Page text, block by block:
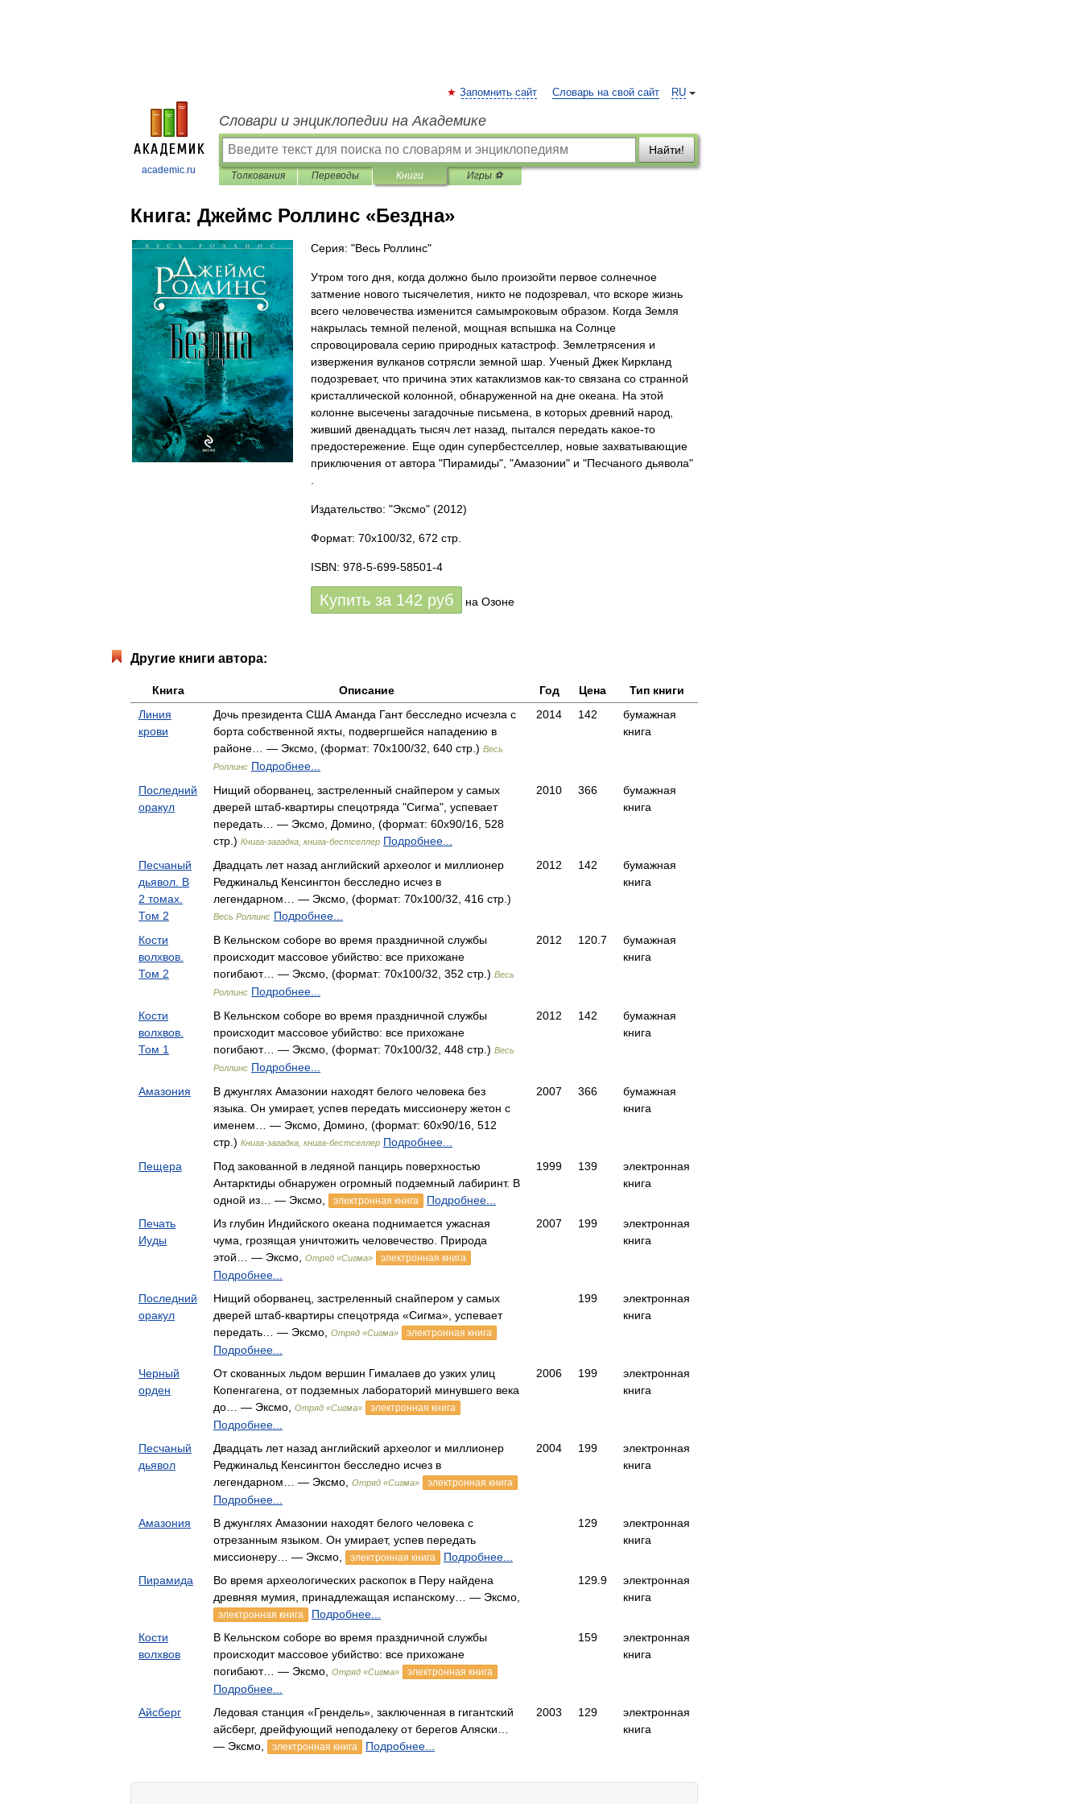
academic.ru
RU
Запомнить сайт Словарь на свой сайт
Словари и энциклопедии на Академике
Найти!
Толкования Переводы Книги Игры ⚽
Книга: Джеймс Роллинс «Бездна»
Серия: "Весь Роллинс"
Утром того дня, когда должно было произойти первое солнечное
затмение нового тысячелетия, никто не подозревал, что вскоре жизнь
всего человечества изменится самымроковым образом. Когда Земля
накрылась темной пеленой, мощная вспышка на Солнце
спровоцировала серию природных катастроф. Землетрясения и
извержения вулканов сотрясли земной шар. Ученый Джек Киркланд
подозревает, что причина этих катаклизмов как-то связана со странной
кристаллической колонной, обнаруженной на дне океана. На этой
колонне высечены загадочные письмена, в которых древний народ,
живший двенадцать тысяч лет назад, пытался передать какое-то
предостережение. Еще один супербестселлер, новые захватывающие
приключения от автора "Пирамиды", "Амазонии" и "Песчаного дьявола"
Издательство: "Эксмо" (2012)
Формат: 70x100/32, 672 стр.
ISBN: 978-5-699-58501-4
Купить за 142 руб на Озоне
Другие книги автора:
Книга Описание Год Цена
Тип книги
Линия
крови
Дочь президента США Аманда Гант бесследно исчезла с
борта собственной яхты, подвергшейся нападению в
районе… — Эксмо, (формат: 70x100/32, 640 стр.) Весь
Роллинс Подробнее...
2014 142
бумажная
книга
Последний
оракул
Нищий оборванец, застреленный снайпером у самых
дверей штаб-квартиры спецотряда "Сигма", успевает
передать… — Эксмо, Домино, (формат: 60x90/16, 528
стр.) Книга-загадка, книга-бестселлер Подробнее...
2010 366
бумажная
книга
Песчаный
дьявол. В
2 томах.
Том 2
Двадцать лет назад английский археолог и миллионер
Реджинальд Кенсингтон бесследно исчез в
легендарном… — Эксмо, (формат: 70x100/32, 416 стр.)
Весь Роллинс Подробнее...
2012 142
бумажная
книга
Кости
волхвов.
Том 2
В Кельнском соборе во время праздничной службы
происходит массовое убийство: все прихожане
погибают… — Эксмо, (формат: 70x100/32, 352 стр.) Весь
Роллинс Подробнее...
2012 120.7
бумажная
книга
Кости
волхвов.
Том 1
В Кельнском соборе во время праздничной службы
происходит массовое убийство: все прихожане
погибают… — Эксмо, (формат: 70x100/32, 448 стр.) Весь
Роллинс Подробнее...
2012 142
бумажная
книга
Амазония
В джунглях Амазонии находят белого человека без
языка. Он умирает, успев передать миссионеру жетон с
именем… — Эксмо, Домино, (формат: 60x90/16, 512
стр.) Книга-загадка, книга-бестселлер Подробнее...
2007 366
бумажная
книга
Пещера
Под закованной в ледяной панцирь поверхностью
Антарктиды обнаружен огромный подземный лабиринт. В
одной из… — Эксмо,
электронная книга Подробнее...
1999 139
электронная
книга
Печать
Иуды
Из глубин Индийского океана поднимается ужасная
чума, грозящая уничтожить человечество. Природа
этой… — Эксмо,
Отряд «Сигма» электронная книга
Подробнее...
2007 199
электронная
книга
Последний
оракул
Нищий оборванец, застреленный снайпером у самых
дверей штаб-квартиры спецотряда «Сигма», успевает
передать… — Эксмо,
Отряд «Сигма» электронная книга
Подробнее...
199
электронная
книга
Черный
орден
От скованных льдом вершин Гималаев до узких улиц
Копенгагена, от подземных лабораторий минувшего века
до… — Эксмо,
Отряд «Сигма» электронная книга
Подробнее...
2006 199
электронная
книга
Песчаный
дьявол
Двадцать лет назад английский археолог и миллионер
Реджинальд Кенсингтон бесследно исчез в
легендарном… — Эксмо,
Отряд «Сигма» электронная книга
Подробнее...
2004 199
электронная
книга
Амазония
В джунглях Амазонии находят белого человека с
отрезанным языком. Он умирает, успев передать
миссионеру… — Эксмо,
электронная книга Подробнее...
129
электронная
книга
Пирамида
Во время археологических раскопок в Перу найдена
древняя мумия, принадлежащая испанскому… — Эксмо,
электронная книга Подробнее...
129.9
электронная
книга
Кости
волхвов
В Кельнском соборе во время праздничной службы
происходит массовое убийство: все прихожане
погибают… — Эксмо,
Отряд «Сигма» электронная книга
Подробнее...
159
электронная
книга
Айсберг
Ледовая станция «Грендель», заключенная в гигантский
айсберг, дрейфующий неподалеку от берегов Аляски…
— Эксмо,
электронная книга Подробнее...
2003 129
электронная
книга